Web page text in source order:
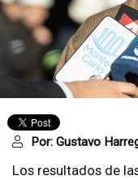
Por: Gustavo
Los resultados de